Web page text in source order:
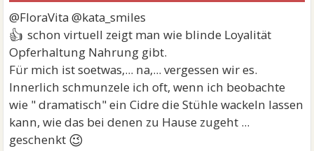
@FloraVita @kata_smiles
👍 schon virtuell zeigt man wie blinde Loyalität
Opferhaltung Nahrung gibt.
Für mich ist soetwas,... na,... vergessen wir es.
Innerlich schmunzele ich oft, wenn ich beobachte
wie " dramatisch" ein Cidre die Stühle wackeln lassen
kann, wie das bei denen zu Hause zugeht ...
geschenkt 😉